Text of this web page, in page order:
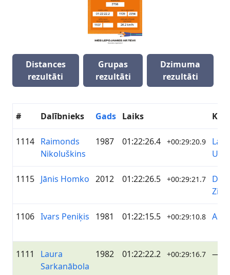
Distances
rezultāti
Grupas
rezultāti
Dzimuma
rezultāti
# Dalībnieks Gads Laiks
1114 Raimonds
Nikoluškins
1987 01:22:26.4 +00:29:20.9
1115 Jānis Homko 2012 01:22:26.5 +00:29:21.7
1106 Ivars Peniķis 1981 01:22:15.5 +00:29:10.8 AST
1111
Laura
Sarkanābola
1982 01:22:22.2 +00:29:16.7 —